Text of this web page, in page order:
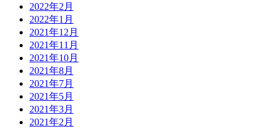
2022年2月
2022年1月
2021年12月
2021年11月
2021年10月
2021年8月
2021年7月
2021年5月
2021年3月
2021年2月